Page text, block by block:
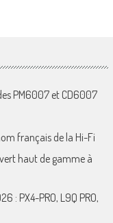
PM6007 et CD6007
français de la Hi-Fi
haut de gamme à
: PX4-PRO, L9Q PRO,